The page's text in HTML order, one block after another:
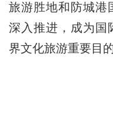
旅游胜地和防城港
深入推进，成为国
界文化旅游重要目